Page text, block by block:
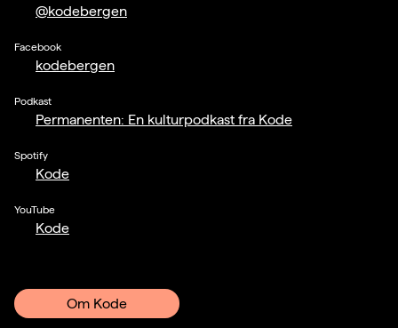
@kodebergen
Facebook
kodebergen
Podkast
Permanenten: En kulturpodkast fra Kode
Spotify
Kode
YouTube
Kode
Om Kode